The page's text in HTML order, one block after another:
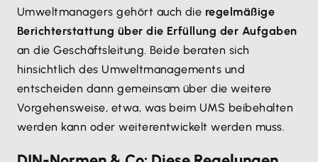
Umweltmanagers gehört auch die regelmäßige
Berichterstattung über die Erfüllung der Aufgaben
an die Geschäftsleitung. Beide beraten sich
hinsichtlich des Umweltmanagements und
entscheiden dann gemeinsam über die weitere
Vorgehensweise, etwa, was beim UMS beibehalten
werden kann oder weiterentwickelt werden muss.